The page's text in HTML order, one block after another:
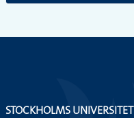
STOCKHOLMS UNIVERSITET